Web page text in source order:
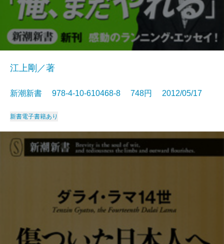
江上剛／著
新潮新書 978-4-10-610468-8 748円 2012/05/17
新書電子書籍あり